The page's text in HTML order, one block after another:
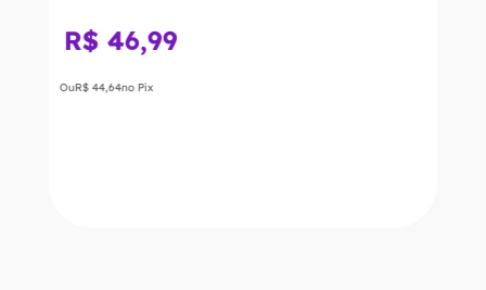
R$ 46,99
OuR$ 44,64no Pix